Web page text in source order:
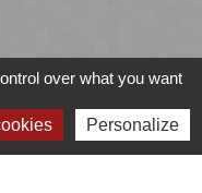
- Accessibilité -
cookies
over what you want
Personalize